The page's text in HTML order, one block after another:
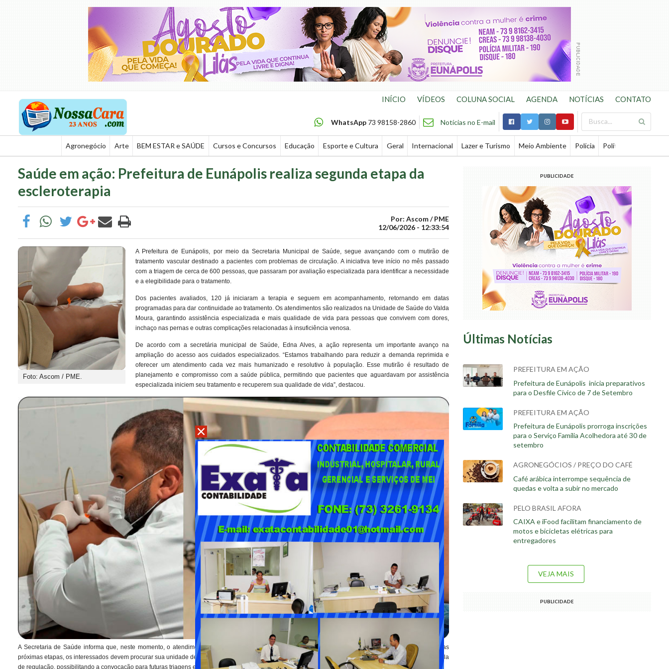
INÍCIO VÍDEOS COLUNA SOCIAL AGENDA NOTÍCIAS CONTATO
WhatsApp 73 98158-2860 Notícias no E-mail
Agronegócio Arte BEM ESTAR e SAÚDE Cursos e Concursos Educação Esporte e Cultura Geral Internacional Lazer e Turismo Meio Ambiente Polícia Política
Saúde em ação: Prefeitura de Eunápolis realiza segunda etapa da
escleroterapia
Por: Ascom / PME
12/06/2026 - 12:33:54
Foto: Ascom / PME.
A Prefeitura de Eunápolis, por meio da Secretaria Municipal de Saúde, segue avançando com o mutirão de
tratamento vascular destinado a pacientes com problemas de circulação. A iniciativa teve início no mês passado
com a triagem de cerca de 600 pessoas, que passaram por avaliação especializada para identificar a necessidade
e a elegibilidade para o tratamento.
Dos pacientes avaliados, 120 já iniciaram a terapia e seguem em acompanhamento, retornando em datas
programadas para dar continuidade ao tratamento. Os atendimentos são realizados na Unidade de Saúde do Valda
Moura, garantindo assistência especializada e mais qualidade de vida para pessoas que convivem com dores,
inchaço nas pernas e outras complicações relacionadas à insuficiência venosa.
De acordo com a secretária municipal de Saúde, Edna Alves, a ação representa um importante avanço na
ampliação do acesso aos cuidados especializados. “Estamos trabalhando para reduzir a demanda reprimida e
oferecer um atendimento cada vez mais humanizado e resolutivo à população. Esse mutirão é resultado de
planejamento e compromisso com a saúde pública, permitindo que pacientes que aguardavam por assistência
especializada iniciem seu tratamento e recuperem sua qualidade de vida”, destacou.
A Secretaria de Saúde informa que, neste momento, o atendimento está direcionado aos pacientes já selecionados na triagem inicial. Para participar das
próximas etapas, os interessados devem procurar sua unidade de saúde ou o agente comunitário de referência para realizar a pré-avaliação e inserção na fila
de regulação, possibilitando a convocação para futuras triagens e novos ciclos do programa.
PUBLICIDADE
Últimas Notícias
PREFEITURA EM AÇÃO
Prefeitura de Eunápolis inicia preparativos
para o Desfile Cívico de 7 de Setembro
PREFEITURA EM AÇÃO
Prefeitura de Eunápolis prorroga inscrições
para o Serviço Família Acolhedora até 30 de
setembro
AGRONEGÓCIOS / PREÇO DO CAFÉ
Café arábica interrompe sequência de
quedas e volta a subir no mercado
PELO BRASIL AFORA
CAIXA e iFood facilitam financiamento de
motos e bicicletas elétricas para
entregadores
VEJA MAIS
PUBLICIDADE